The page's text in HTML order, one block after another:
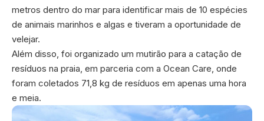
metros dentro do mar para identificar mais de 10 espécies
de animais marinhos e algas e tiveram a oportunidade de
velejar.
Além disso, foi organizado um mutirão para a catação de
resíduos na praia, em parceria com a Ocean Care, onde
foram coletados 71,8 kg de resíduos em apenas uma hora
e meia.